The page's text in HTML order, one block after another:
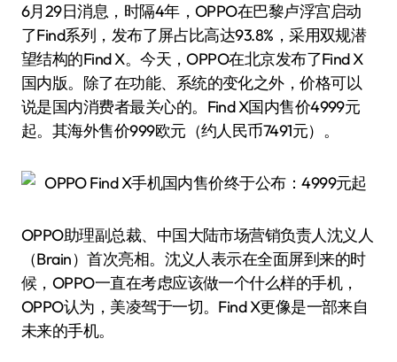
6月29日消息，时隔4年，OPPO在巴黎卢浮宫启动
了Find系列，发布了屏占比高达93.8%，采用双规潜
望结构的Find X。今天，OPPO在北京发布了Find X
国内版。除了在功能、系统的变化之外，价格可以
说是国内消费者最关心的。Find X国内售价4999元
起。其海外售价999欧元（约人民币7491元）。
OPPO助理副总裁、中国大陆市场营销负责人沈义人
（Brain）首次亮相。沈义人表示在全面屏到来的时
候，OPPO一直在考虑应该做一个什么样的手机，
OPPO认为，美凌驾于一切。Find X更像是一部来自
未来的手机。